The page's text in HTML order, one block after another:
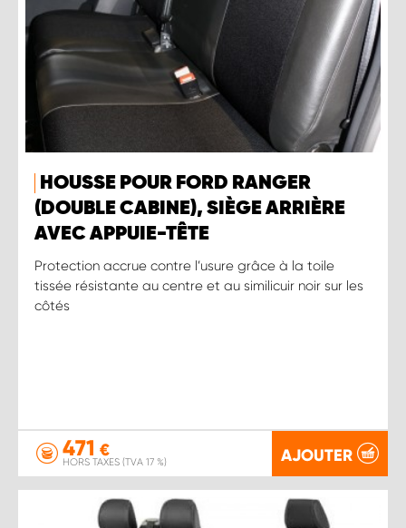
HOUSSE POUR FORD RANGER
(DOUBLE CABINE), SIÈGE ARRIÈRE
AVEC APPUIE-TÊTE
Protection accrue contre l’usure grâce à la toile
tissée résistante au centre et au similicuir noir sur les
côtés
471 €
HORS TAXES (TVA 17 %) AJOUTER